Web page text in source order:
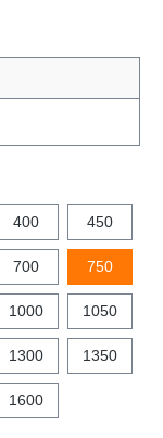
400 450
700 750
1000 1050
1300 1350
1600